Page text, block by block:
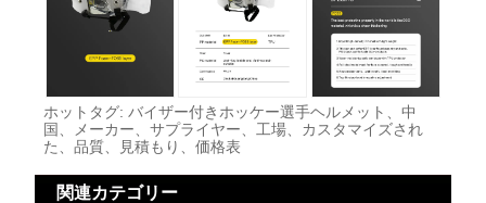
ホットタグ: バイザー付きホッケー選手ヘルメット、中
国、メーカー、サプライヤー、工場、カスタマイズされ
た、品質、見積もり、価格表
関連カテゴリー